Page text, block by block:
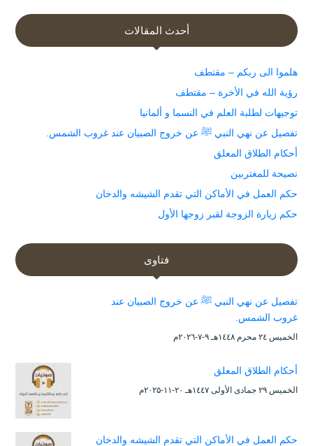
أحدث المقالات
هلموا الى ربكم – مقتطف
رؤية الله في الأخرة – مقتطف
توجيهات لطلبة العلم في النسما و ألمانيا
تفصيل عن نهي النبي ﷺ عن خروج الصبيان عند غروب الشمس.
أحكام الطلاق المعلق
نصيحة للمغتربين
حكم العمل في الأماكن التي تقدم الشيشه والدخان
حكم زيارة الزوجة لقبر زوجها الأول
فتاوى
تفصيل عن نهي النبي ﷺ عن خروج الصبيان عند
غروب الشمس.
الخميس ۲٤ محرم ۱٤٤۸هـ ۹-۷-۲۰۲٦م
أحكام الطلاق المعلق
الخميس ۲۹ جمادى الأولى ۱٤٤۷هـ ۲۰-۱۱-۲۰۲۵م
حكم العمل في الأماكن التي تقدم الشيشه والدخان